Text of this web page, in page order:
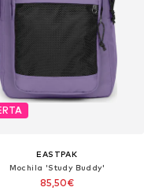
EASTPAK
Mochila 'Study Buddy'
85,50€